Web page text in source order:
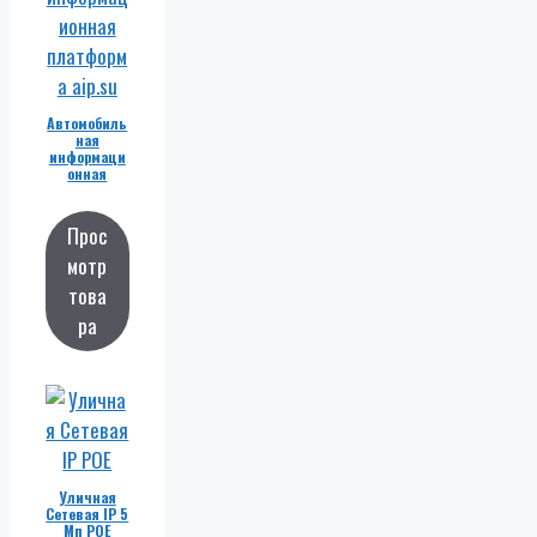
Автомобиль
ная
информаци
онная
Прос
мотр
това
ра
Уличная
Сетевая IP 5
Мп POE